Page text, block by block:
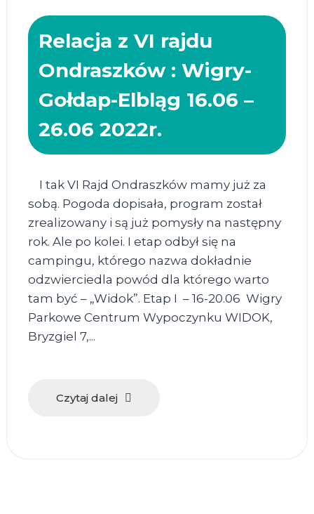
Relacja z VI rajdu
Ondraszków : Wigry-
Gołdap-Elbląg 16.06 –
26.06 2022r.
I tak VI Rajd Ondraszków mamy już za
sobą. Pogoda dopisała, program został
zrealizowany i są już pomysły na następny
rok. Ale po kolei. I etap odbył się na
campingu, którego nazwa dokładnie
odzwierciedla powód dla którego warto
tam być – „Widok”. Etap I – 16-20.06 Wigry
Parkowe Centrum Wypoczynku WIDOK,
Bryzgiel 7,...
Czytaj dalej